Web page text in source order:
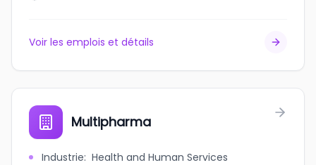
Voir les emplois et détails
Multipharma
Industrie: Health and Human Services